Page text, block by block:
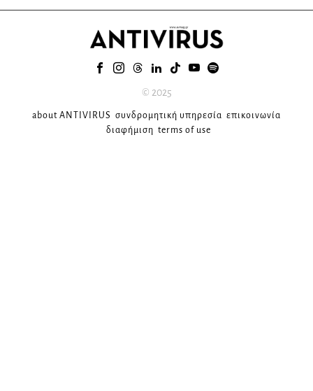
© 2025
about ANTIVIRUS συνδρομητική υπηρεσία επικοινωνία
διαφήμιση terms of use